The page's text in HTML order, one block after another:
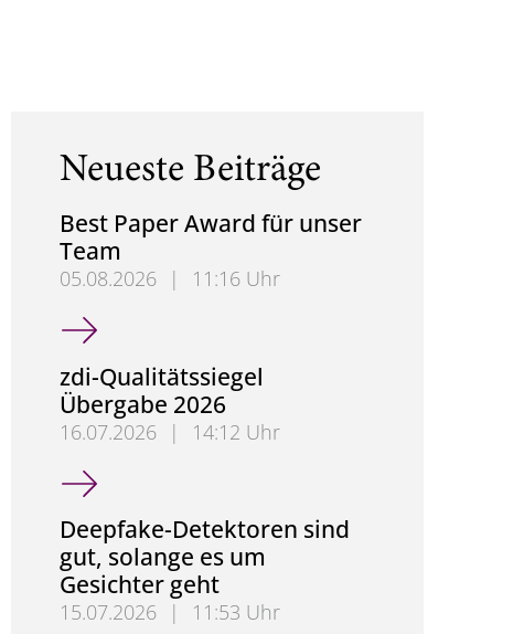
Neueste Beiträge
Best Paper Award für unser
Team
05.08.2026 |
11:16 Uhr
Best Paper Award für unser Team
zdi-Qualitätssiegel
Übergabe 2026
16.07.2026 |
14:12 Uhr
zdi-Qualitätssiegel Übergabe 2026
Deepfake-Detektoren sind
gut, solange es um
Gesichter geht
15.07.2026 |
11:53 Uhr